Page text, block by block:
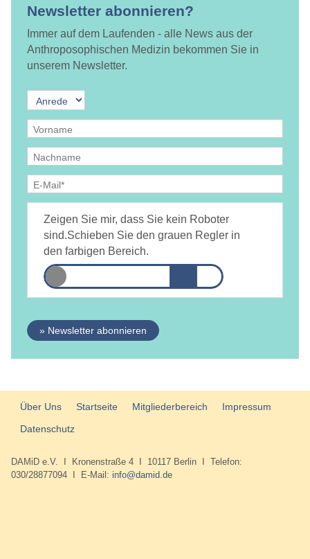
Newsletter abonnieren?
Immer auf dem Laufenden - alle News aus der
Anthroposophischen Medizin bekommen Sie in
unserem Newsletter.
DAMiD mich per E-Mail über Themen und Veranstaltungen
informiert.
Zeigen Sie mir, dass Sie kein Roboter
sind.Schieben Sie den grauen Regler in
den farbigen Bereich.
» Newsletter abonnieren
Über Uns Startseite Mitgliederbereich
Impressum
Datenschutz
DAMiD e.V. I Kronenstraße 4 I 10117 Berlin I Telefon:
030/28877094 I E-Mail: info@damid.de